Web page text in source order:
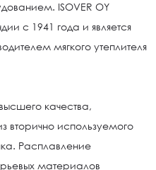
ISOVER ОY
с 1941 года и является
мягкого утеплителя
качества,
вторично используемого
Расплавление
материалов